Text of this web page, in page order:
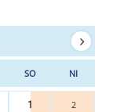
SO NI
1 2